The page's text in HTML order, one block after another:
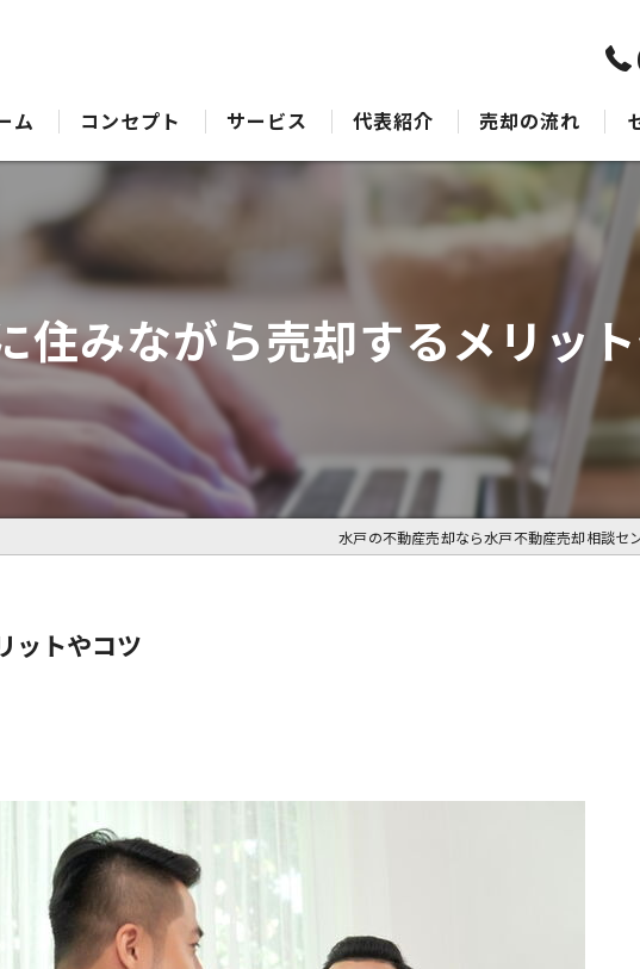
ム コンセプト
水戸の不動産売却･水戸不動産売却相談センターのサポート
水戸の不動産売却･水戸不動産売却相談センターの最適なアドバイス
サービス 代表紹介 売却の流れ
住みながら売却するメリッ
水戸の不動産売却なら水戸不動産売却相談セ
ットやコツ